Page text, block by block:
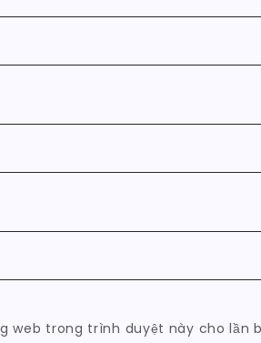
web trong trình duyệt này cho lần